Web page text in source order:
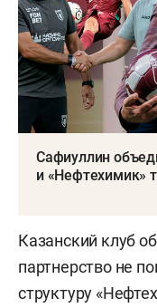
Сафиуллин
и «Нефтехимик»
Казанский клуб
партнерство не
структуру